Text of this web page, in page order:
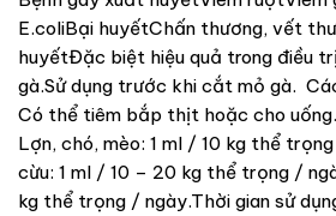
E.coliBại huyếtChấn thương, vết
huyếtĐặc biệt hiệu quả trong điều
gà.Sử dụng trước khi cắt mỏ gà.
Có thể tiêm bắp thịt hoặc cho uống.
Lợn, chó, mèo: 1 ml / 10 kg thể
cừu: 1 ml / 10 – 20 kg thể trọng /
kg thể trọng / ngày.Thời gian sử